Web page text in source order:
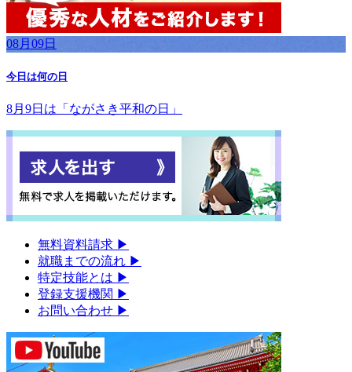
08月09日
今日は何の日
8月9日は「ながさき平和の日」
無料資料請求 ▶︎
就職までの流れ ▶︎
特定技能とは ▶︎
登録支援機関 ▶︎
お問い合わせ ▶︎